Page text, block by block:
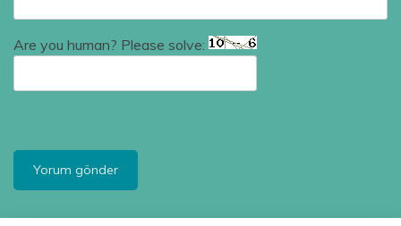
Are you human? Please solve: